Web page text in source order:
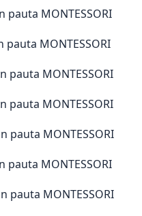
pauta MONTESSORI
pauta MONTESSORI
pauta MONTESSORI
pauta MONTESSORI
pauta MONTESSORI
pauta MONTESSORI
pauta MONTESSORI